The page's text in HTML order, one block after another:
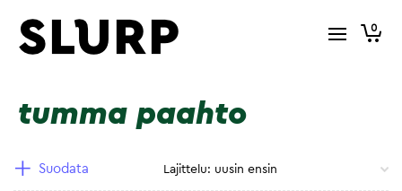
0
tumma paahto
Suodata